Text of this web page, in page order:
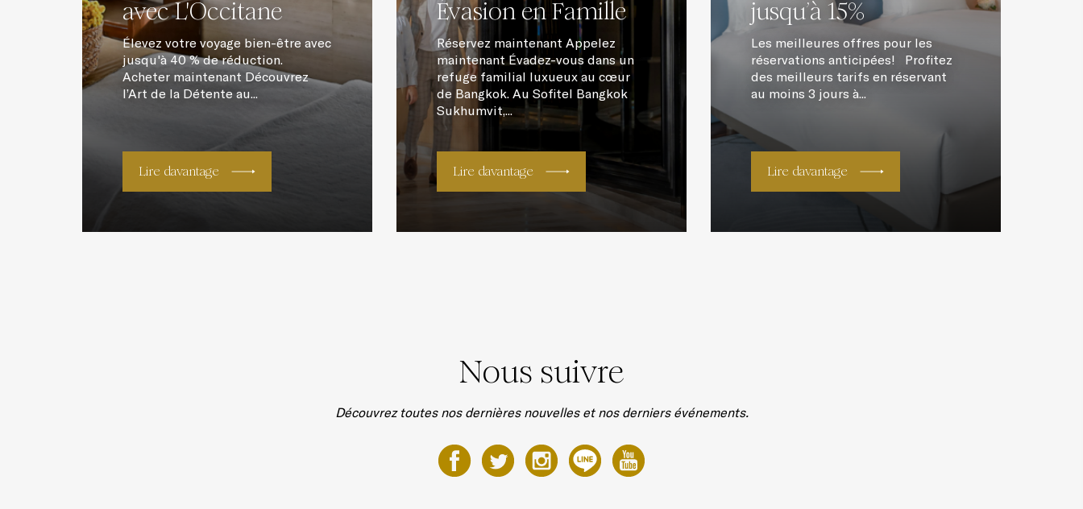
avec L'Occitane
Élevez votre voyage bien-être avec
jusqu'à 40 % de réduction.
Acheter maintenant Découvrez
l’Art de la Détente au...
Lire davantage
Évasion en Famille
Réservez maintenant Appelez
maintenant Évadez-vous dans un
refuge familial luxueux au cœur
de Bangkok. Au Sofitel Bangkok
Sukhumvit,...
Lire davantage
jusqu’à 15%
Les meilleures offres pour les
réservations anticipées! Profitez
des meilleurs tarifs en réservant
au moins 3 jours à...
Lire davantage
Nous suivre
Découvrez toutes nos dernières nouvelles et nos derniers événements.